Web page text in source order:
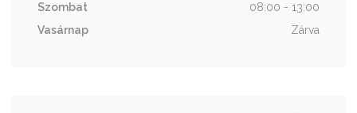
Szombat
08:00 - 13:00
Vasárnap
Zárva